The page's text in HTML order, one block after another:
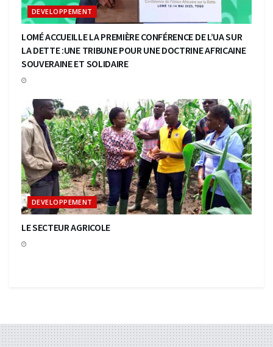
DEVELOPPEMENT
LOMÉ ACCUEILLE LA PREMIÈRE CONFÉRENCE DE L’UA SUR
LA DETTE :UNE TRIBUNE POUR UNE DOCTRINE AFRICAINE
SOUVERAINE ET SOLIDAIRE
DEVELOPPEMENT
LE SECTEUR AGRICOLE